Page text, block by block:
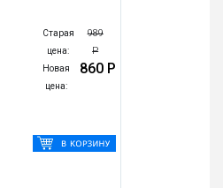
Старая
цена:
989
Р
Новая
цена:
860 Р